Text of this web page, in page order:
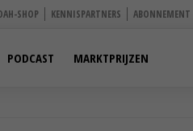
SHOP KENNISPARTNERS ABONNEMENT
PODCAST MARKTPRIJZEN